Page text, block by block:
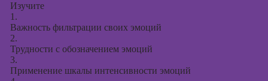
Изучите
1.
Важность фильтрации своих эмоций
2.
Трудности с обозначением эмоций
3.
Применение шкалы интенсивности эмоций